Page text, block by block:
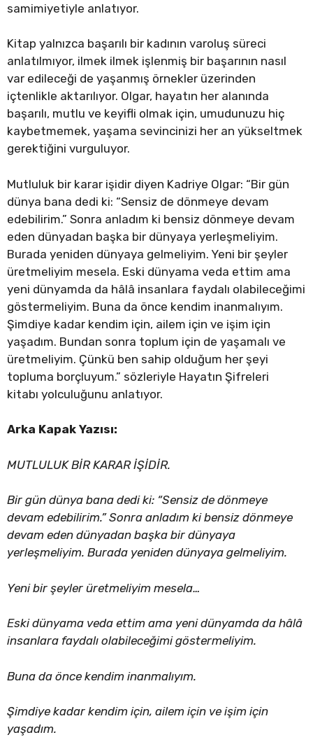
samimiyetiyle anlatıyor.
Kitap yalnızca başarılı bir kadının varoluş süreci
anlatılmıyor, ilmek ilmek işlenmiş bir başarının nasıl
var edileceği de yaşanmış örnekler üzerinden
içtenlikle aktarılıyor. Olgar, hayatın her alanında
başarılı, mutlu ve keyifli olmak için, umudunuzu hiç
kaybetmemek, yaşama sevincinizi her an yükseltmek
gerektiğini vurguluyor.
Mutluluk bir karar işidir diyen Kadriye Olgar: “Bir gün
dünya bana dedi ki: “Sensiz de dönmeye devam
edebilirim.” Sonra anladım ki bensiz dönmeye devam
eden dünyadan başka bir dünyaya yerleşmeliyim.
Burada yeniden dünyaya gelmeliyim. Yeni bir şeyler
üretmeliyim mesela. Eski dünyama veda ettim ama
yeni dünyamda da hâlâ insanlara faydalı olabileceğimi
göstermeliyim. Buna da önce kendim inanmalıyım.
Şimdiye kadar kendim için, ailem için ve işim için
yaşadım. Bundan sonra toplum için de yaşamalı ve
üretmeliyim. Çünkü ben sahip olduğum her şeyi
topluma borçluyum.” sözleriyle Hayatın Şifreleri
kitabı yolculuğunu anlatıyor.
Arka Kapak Yazısı:
MUTLULUK BİR KARAR İŞİDİR.
Bir gün dünya bana dedi ki: “Sensiz de dönmeye
devam edebilirim.” Sonra anladım ki bensiz dönmeye
devam eden dünyadan başka bir dünyaya
yerleşmeliyim. Burada yeniden dünyaya gelmeliyim.
Yeni bir şeyler üretmeliyim mesela…
Eski dünyama veda ettim ama yeni dünyamda da hâlâ
insanlara faydalı olabileceğimi göstermeliyim.
Buna da önce kendim inanmalıyım.
Şimdiye kadar kendim için, ailem için ve işim için
yaşadım.